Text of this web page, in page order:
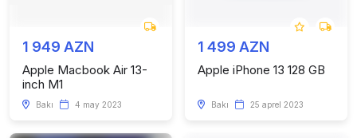
1 949 AZN
Apple Macbook Air 13-
inch M1
Bakı 4 may 2023
1 499 AZN
Apple iPhone 13 128 GB
Bakı 25 aprel 2023